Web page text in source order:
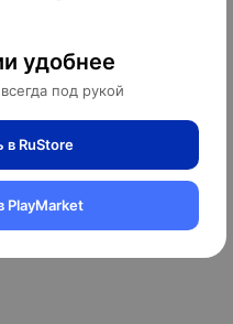
удобнее
под рукой
в RuStore
PlayMarket